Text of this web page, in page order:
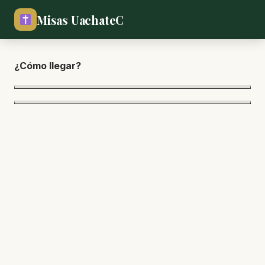
Misas UachateC
¿Cómo llegar?